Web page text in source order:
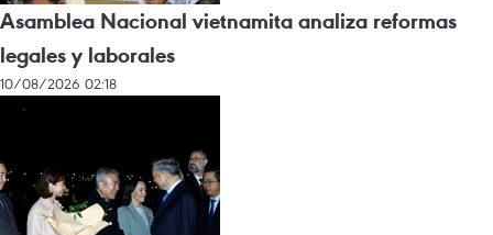
Asamblea Nacional vietnamita analiza reformas
legales y laborales
10/08/2026 02:18